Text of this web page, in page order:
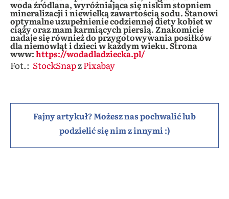
woda źródlana, wyróżniająca się niskim stopniem
mineralizacji i niewielką zawartością sodu. Stanowi
optymalne uzupełnienie codziennej diety kobiet w
ciąży oraz mam karmiących piersią. Znakomicie
nadaje się również do przygotowywania posiłków
dla niemowląt i dzieci w każdym wieku. Strona
www:https://wodadladziecka.pl/
Fot.: StockSnapzPixabay
Fajny artykuł? Możesz nas pochwalić lub
podzielić się nim z innymi :)